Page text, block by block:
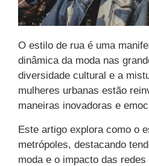
O estilo de rua é uma
dinâmica da moda nas
diversidade cultural e a
mulheres urbanas estão
maneiras inovadoras e
Este artigo explora como o
metrópoles, destacando
moda e o impacto das